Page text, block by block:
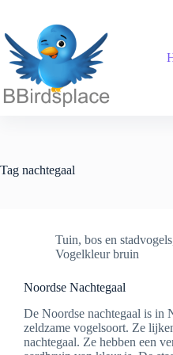
de
inhoud
Tag nachtegaal
Tuin, bos en stadvogels
Vogelkleur bruin
Noordse Nachtegaal
De Noordse nachtegaal is in
zeldzame vogelsoort. Ze
nachtegaal. Ze hebben een